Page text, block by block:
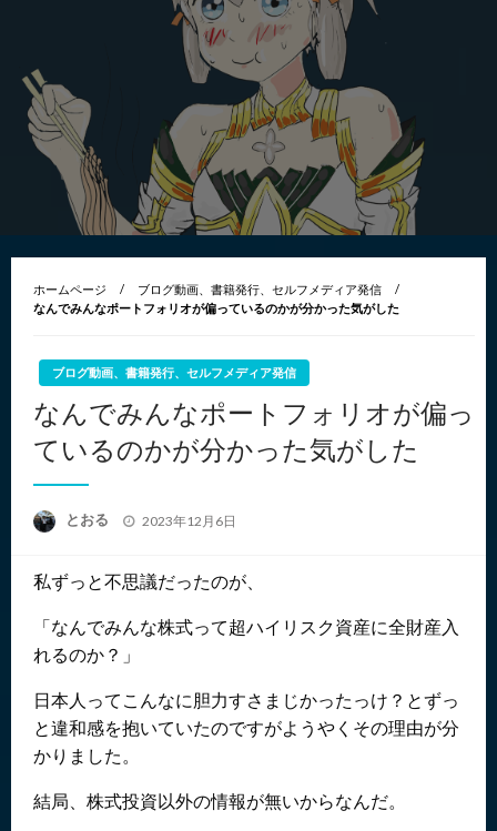
ホームページ
ブログ動画、書籍発行、セルフメディア発信
なんでみんなポートフォリオが偏っているのかが分かった気がした
ブログ動画、書籍発行、セルフメディア発信
なんでみんなポートフォリオが偏っ
ているのかが分かった気がした
とおる
投
2023年12月6日
私ずっと不思議だったのが、
「なんでみんな株式って超ハイリスク資産に全財産入
れるのか？」
日本人ってこんなに胆力すさまじかったっけ？とずっ
と違和感を抱いていたのですがようやくその理由が分
かりました。
結局、株式投資以外の情報が無いからなんだ。